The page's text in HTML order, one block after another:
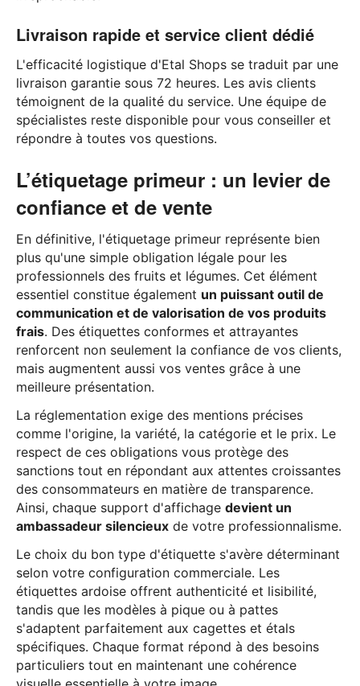
Livraison rapide et service client dédié
L'efficacité logistique d'Etal Shops se traduit par une
livraison garantie sous 72 heures. Les avis clients
témoignent de la qualité du service. Une équipe de
spécialistes reste disponible pour vous conseiller et
répondre à toutes vos questions.
L’étiquetage primeur : un levier de
confiance et de vente
En définitive, l'étiquetage primeur représente bien
plus qu'une simple obligation légale pour les
professionnels des fruits et légumes. Cet élément
essentiel constitue également un puissant outil de
communication et de valorisation de vos produits
frais. Des étiquettes conformes et attrayantes
renforcent non seulement la confiance de vos clients,
mais augmentent aussi vos ventes grâce à une
meilleure présentation.
La réglementation exige des mentions précises
comme l'origine, la variété, la catégorie et le prix. Le
respect de ces obligations vous protège des
sanctions tout en répondant aux attentes croissantes
des consommateurs en matière de transparence.
Ainsi, chaque support d'affichage devient un
ambassadeur silencieux de votre professionnalisme.
Le choix du bon type d'étiquette s'avère déterminant
selon votre configuration commerciale. Les
étiquettes ardoise offrent authenticité et lisibilité,
tandis que les modèles à pique ou à pattes
s'adaptent parfaitement aux cagettes et étals
spécifiques. Chaque format répond à des besoins
particuliers tout en maintenant une cohérence